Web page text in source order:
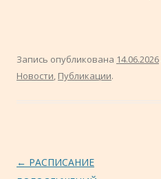
Запись опубликована 14.06.2026
Новости, Публикации.
Навигация по записям
← РАСПИСАНИЕ